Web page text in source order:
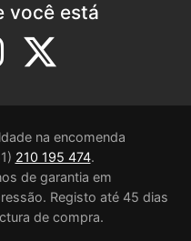
você está
na encomenda
210 195 474.
de garantia em
Registo até 45 dias
de compra.